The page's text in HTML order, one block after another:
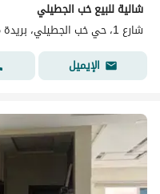
شالية للبيع خب الجطيلي
شارع 1، حي خب الجطيلي، بريدة منطقة القصيم
الإيميل